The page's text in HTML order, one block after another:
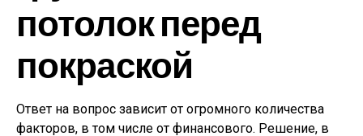
потолок перед
покраской
Ответ на вопрос зависит от огромного количества
факторов, в том числе от финансового. Решение, в